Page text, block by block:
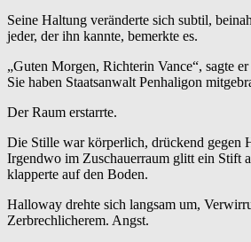
Seine Haltung veränderte sich subtil,
jeder, der ihn kannte, bemerkte es.
„Guten Morgen, Richterin Vance“, sagte
Sie haben Staatsanwalt Penhaligon
Der Raum erstarrte.
Die Stille war körperlich, drückend gegen
Irgendwo im Zuschauerraum glitt ein Stift
klapperte auf den Boden.
Halloway drehte sich langsam um,
Zerbrechlicherem. Angst.